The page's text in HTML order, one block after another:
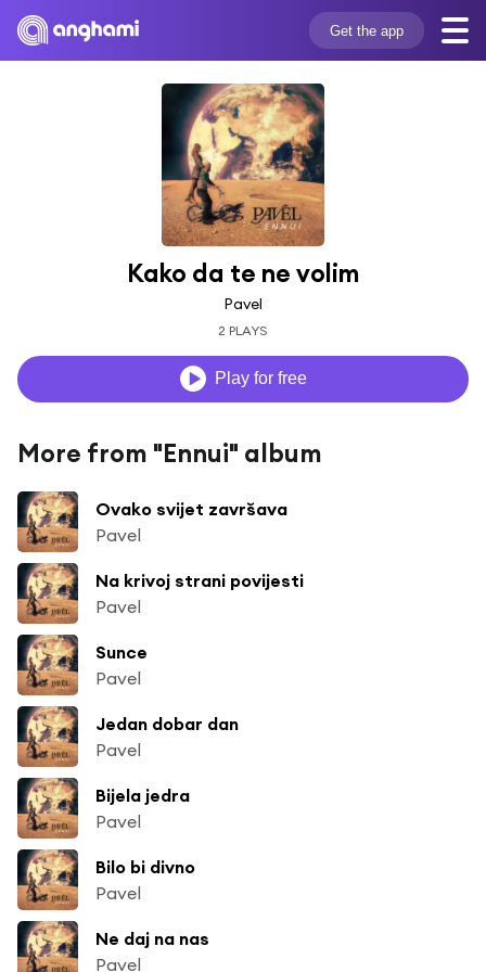
Get the app
Kako da te ne volim
Pavel
2 PLAYS
Play for free
More from "Ennui" album
Ovako svijet završava
Pavel
Na krivoj strani povijesti
Pavel
Sunce
Pavel
Jedan dobar dan
Pavel
Bijela jedra
Pavel
Bilo bi divno
Pavel
Ne daj na nas
Pavel